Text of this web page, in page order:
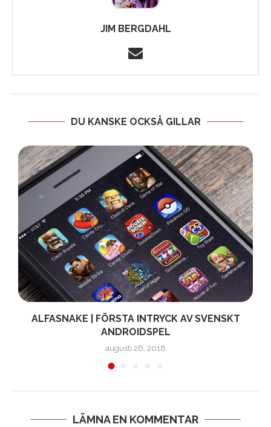
JIM BERGDAHL
DU KANSKE OCKSÅ GILLAR
ALFASNAKE | FÖRSTA INTRYCK AV SVENSKT
ANDROIDSPEL
augusti 26, 2018
LÄMNA EN KOMMENTAR